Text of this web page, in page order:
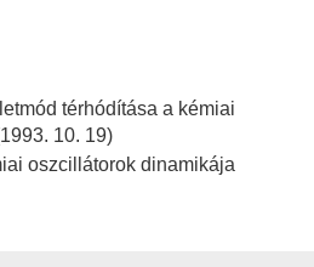
térhódítása a kémiai
10. 19)
oszcillátorok dinamikája